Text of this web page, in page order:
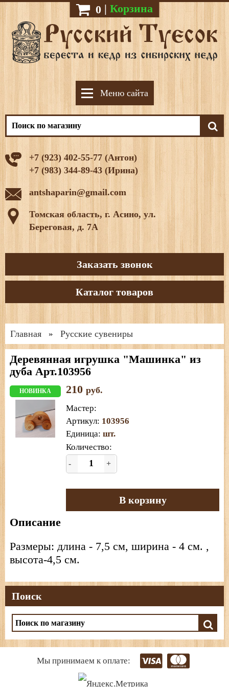
0 | Корзина
Меню сайта
+7 (923) 402-55-77 (Антон)
+7 (983) 344-89-43 (Ирина)
antshaparin@gmail.com
Томская область, г. Асино, ул.
Береговая, д. 7А
Заказать звонок
Каталог товаров
Главная » Русские сувениры
Деревянная игрушка "Машинка" из
дуба Арт.103956
НОВИНКА 210 руб.
Мастер:
Артикул: 103956
Единица: шт.
Количество:
- +
В корзину
Описание
Размеры: длина - 7,5 см, ширина - 4 см. ,
высота-4,5 см.
Поиск
Мы принимаем к оплате: